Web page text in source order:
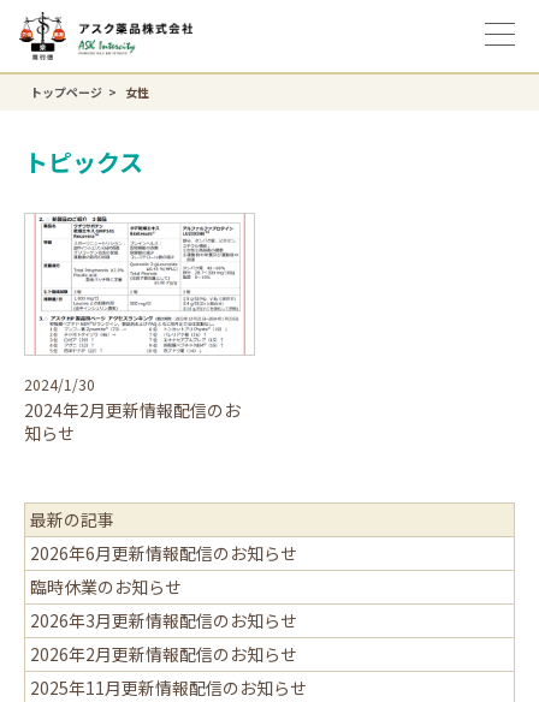
トップページ 女性
トピックス
2024/1/30
2024年2月更新情報配信のお
知らせ
最新の記事
2026年6月更新情報配信のお知らせ
臨時休業のお知らせ
2026年3月更新情報配信のお知らせ
2026年2月更新情報配信のお知らせ
2025年11月更新情報配信のお知らせ